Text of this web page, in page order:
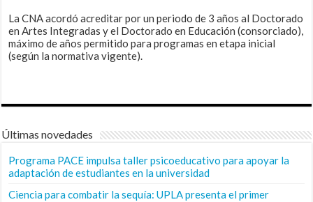
La CNA acordó acreditar por un periodo de 3 años al Doctorado
en Artes Integradas y el Doctorado en Educación (consorciado),
máximo de años permitido para programas en etapa inicial
(según la normativa vigente).
Últimas novedades
Programa PACE impulsa taller psicoeducativo para apoyar la
adaptación de estudiantes en la universidad
Ciencia para combatir la sequía: UPLA presenta el primer